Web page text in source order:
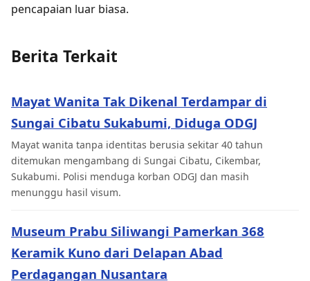
pencapaian luar biasa.
Berita Terkait
Mayat Wanita Tak Dikenal Terdampar di
Sungai Cibatu Sukabumi, Diduga ODGJ
Mayat wanita tanpa identitas berusia sekitar 40 tahun
ditemukan mengambang di Sungai Cibatu, Cikembar,
Sukabumi. Polisi menduga korban ODGJ dan masih
menunggu hasil visum.
Museum Prabu Siliwangi Pamerkan 368
Keramik Kuno dari Delapan Abad
Perdagangan Nusantara